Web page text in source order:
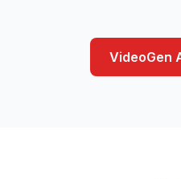
VideoGen